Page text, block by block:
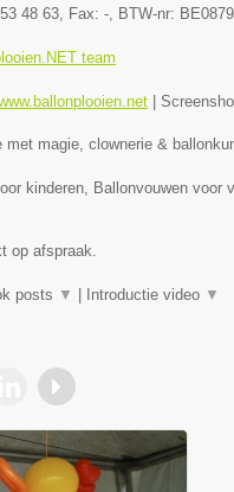
48 63, Fax: -, BTW-nr:
team
met magie, clownerie &
kinderen, Ballonvouwen voor
op afspraak.
posts ▼ Introductie video ▼